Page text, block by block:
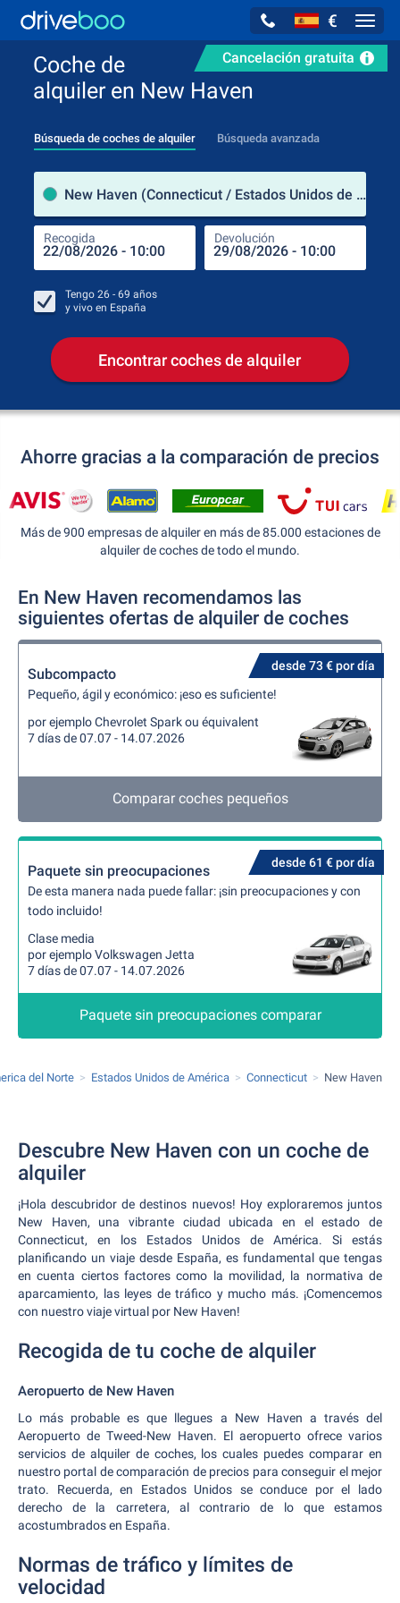
€
Cancelación gratuita
Coche de
alquiler en New Haven
Búsqueda de coches de alquiler Búsqueda avanzada
New Haven (Connecticut / Estados Unidos de América)
Recogida Devolución
Tengo 26 - 69 años
y vivo en España
Encontrar coches de alquiler
Ahorre gracias a la comparación de precios
Más de 900 empresas de alquiler en más de 85.000 estaciones de
alquiler de coches de todo el mundo.
En New Haven recomendamos las
siguientes ofertas de alquiler de coches
desde 73 € por día
Subcompacto
Pequeño, ágil y económico: ¡eso es suficiente!
por ejemplo Chevrolet Spark ou équivalent
7 días de 07.07 - 14.07.2026
Comparar coches pequeños
desde 61 € por día
Paquete sin preocupaciones
De esta manera nada puede fallar: ¡sin preocupaciones y con
todo incluido!
Clase media
por ejemplo Volkswagen Jetta
7 días de 07.07 - 14.07.2026
Paquete sin preocupaciones comparar
del Norte Estados Unidos de América Connecticut New Haven
Descubre New Haven con un coche de
alquiler
¡Hola descubridor de destinos nuevos! Hoy exploraremos juntos
New Haven, una vibrante ciudad ubicada en el estado de
Connecticut, en los Estados Unidos de América. Si estás
planificando un viaje desde España, es fundamental que tengas
en cuenta ciertos factores como la movilidad, la normativa de
aparcamiento, las leyes de tráfico y mucho más. ¡Comencemos
con nuestro viaje virtual por New Haven!
Recogida de tu coche de alquiler
Aeropuerto de New Haven
Lo más probable es que llegues a New Haven a través del
Aeropuerto de Tweed-New Haven. El aeropuerto ofrece varios
servicios de alquiler de coches, los cuales puedes comparar en
nuestro portal de comparación de precios para conseguir el mejor
trato. Recuerda, en Estados Unidos se conduce por el lado
derecho de la carretera, al contrario de lo que estamos
acostumbrados en España.
Normas de tráfico y límites de
velocidad